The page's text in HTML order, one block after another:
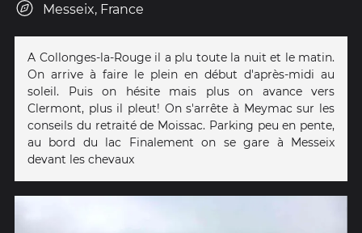
Messeix, France
A Collonges-la-Rouge il a plu toute la nuit et le matin.
On arrive à faire le plein en début d'après-midi au
soleil. Puis on hésite mais plus on avance vers
Clermont, plus il pleut! On s'arrête à Meymac sur les
conseils du retraité de Moissac. Parking peu en pente,
au bord du lac Finalement on se gare à Messeix
devant les chevaux